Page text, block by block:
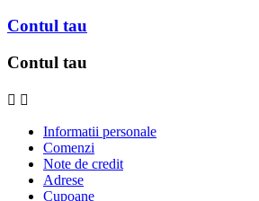
Contul tau
Contul tau
 
Informatii personale
Comenzi
Note de credit
Adrese
Cupoane